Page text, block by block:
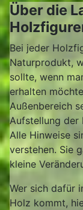
Über die
Bei jeder
Naturprodukt,
sollte, wenn
erhalten
Außenbereich
Aufstellung der
Alle Hinweise
verstehen. Sie
kleine
Wer sich dafür
Holz kommt,